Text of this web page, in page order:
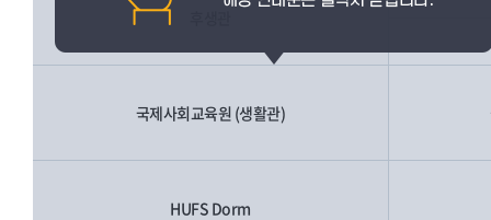
국제사회교육원 (생활관)
HUFS Dorm